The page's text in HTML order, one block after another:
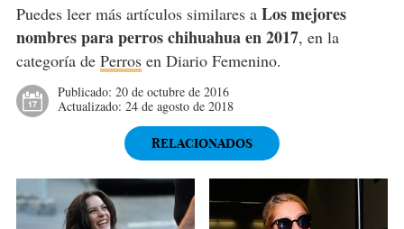
Puedes leer más artículos similares a Los mejores
nombres para perros chihuahua en 2017, en la
categoría de Perrosen Diario Femenino.
Publicado: 20 de octubre de 2016
Actualizado: 24 de agosto de 2018
RELACIONADOS